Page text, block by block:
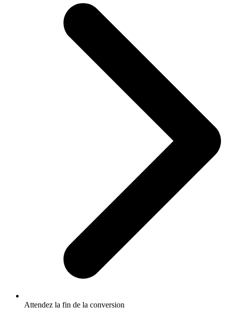
Attendez la fin de la conversion